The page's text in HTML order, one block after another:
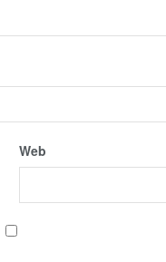
Web